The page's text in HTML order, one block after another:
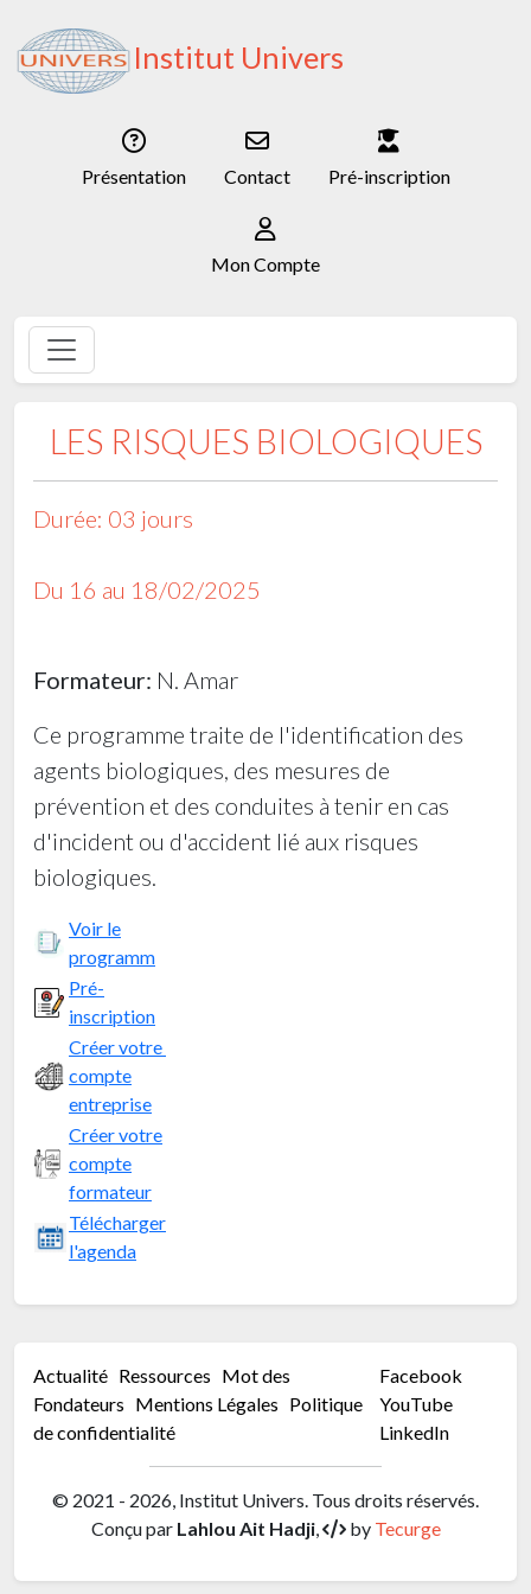
Institut Univers
Présentation Contact Pré-inscription
Mon Compte
LES RISQUES BIOLOGIQUES
Durée: 03 jours
Du 16 au 18/02/2025
Formateur: N. Amar
Ce programme traite de l'identification des
agents biologiques, des mesures de
prévention et des conduites à tenir en cas
d'incident ou d'accident lié aux risques
biologiques.
Voir le
programm
Pré-
inscription
Créer votre
compte
entreprise
Créer votre
compte
formateur
Télécharger
l'agenda
Actualité Ressources Mot des
Fondateurs Mentions Légales Politique
de confidentialité
Facebook
YouTube
LinkedIn
© 2021 - 2026, Institut Univers. Tous droits réservés.
Conçu par Lahlou Ait Hadji, by Tecurge